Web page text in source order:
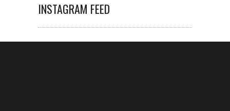
INSTAGRAM FEED